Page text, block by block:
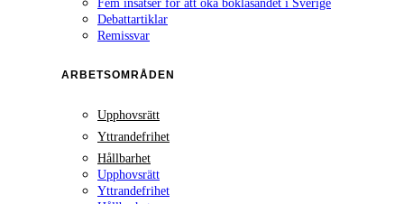
Fem insatser för att öka bokläsandet i Sverige
Debattartiklar
Remissvar
ARBETSOMRÅDEN
Upphovsrätt
Yttrandefrihet
Hållbarhet
Upphovsrätt
Yttrandefrihet